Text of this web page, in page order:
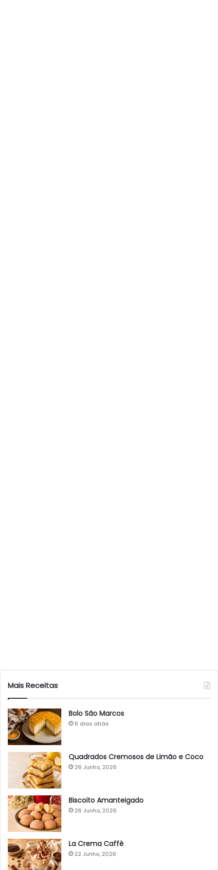
Mais Receitas
Bolo São Marcos
6 dias atrás
Quadrados Cremosos de Limão e Coco
26 Junho, 2026
Biscoito Amanteigado
26 Junho, 2026
La Crema Caffè
22 Junho, 2026